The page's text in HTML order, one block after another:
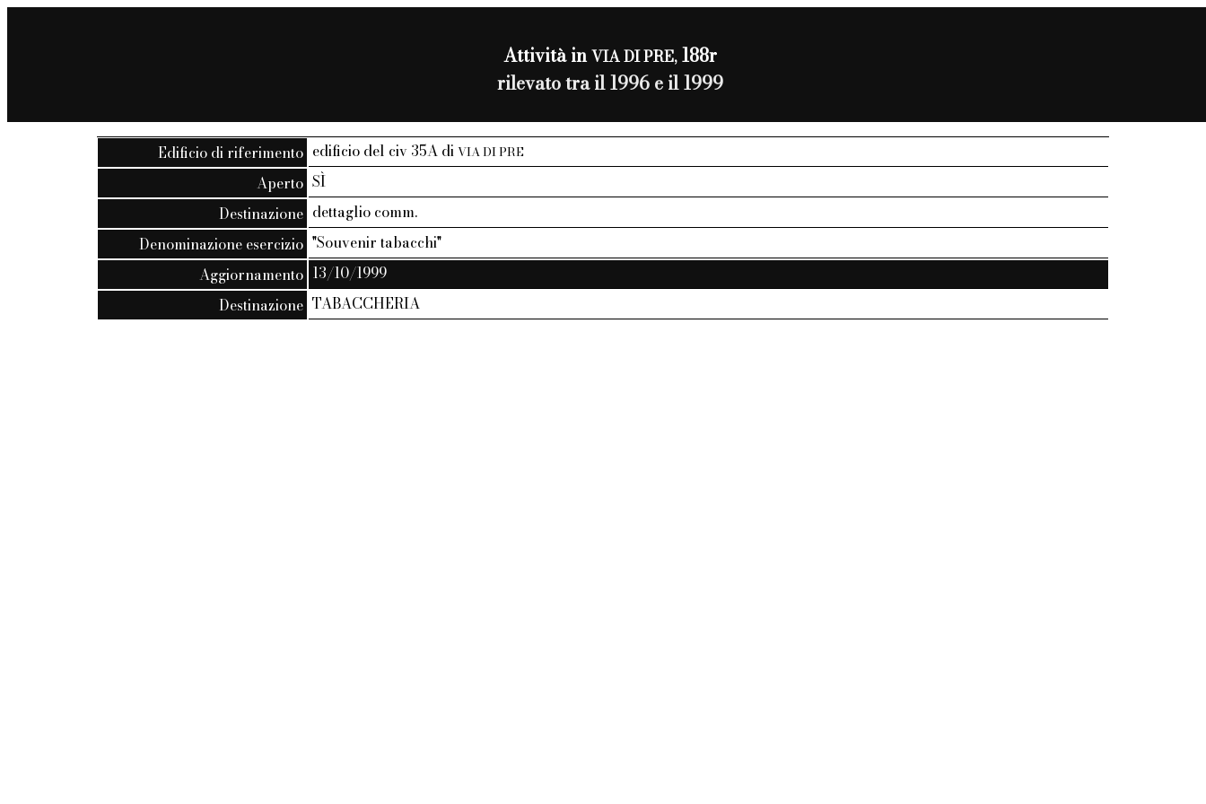
Attività inVIA DI PRE,188r
rilevato tra il 1996 e il 1999
Edificio di riferimento edificio del civ 35A diVIA DI PRE
Aperto SÌ
Destinazione dettaglio comm.
Denominazione esercizio "Souvenir tabacchi"
Aggiornamento 13/10/1999
Destinazione TABACCHERIA